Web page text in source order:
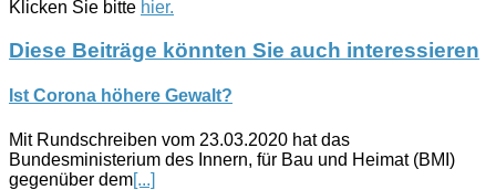
Klicken Sie bitte hier.
Diese Beiträge könnten Sie auch interessieren
Ist Corona höhere Gewalt?
Mit Rundschreiben vom 23.03.2020 hat das
Bundesministerium des Innern, für Bau und Heimat (BMI)
gegenüber dem[...]